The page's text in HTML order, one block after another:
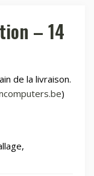
100
– 14
de la livraison.
)